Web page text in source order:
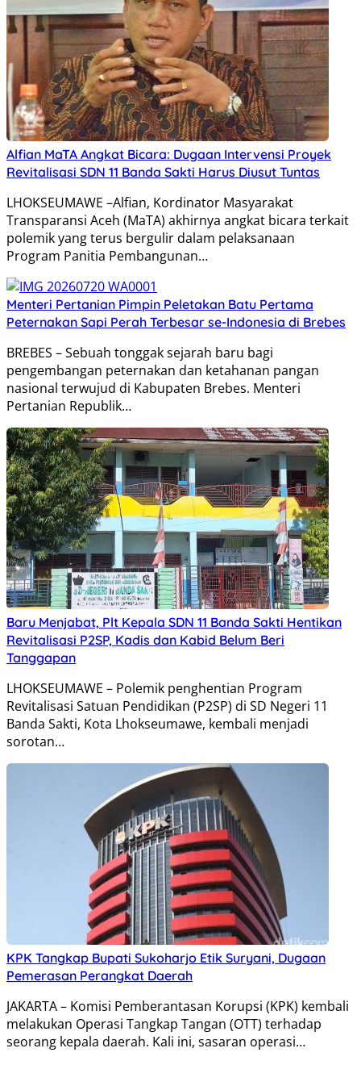
Alfian MaTA Angkat Bicara: Dugaan Intervensi Proyek
Revitalisasi SDN 11 Banda Sakti Harus Diusut Tuntas
LHOKSEUMAWE –Alfian, Kordinator Masyarakat
Transparansi Aceh (MaTA) akhirnya angkat bicara terkait
polemik yang terus bergulir dalam pelaksanaan
Program Panitia Pembangunan…
Menteri Pertanian Pimpin Peletakan Batu Pertama
Peternakan Sapi Perah Terbesar se-Indonesia di Brebes
BREBES – Sebuah tonggak sejarah baru bagi
pengembangan peternakan dan ketahanan pangan
nasional terwujud di Kabupaten Brebes. Menteri
Pertanian Republik…
Baru Menjabat, Plt Kepala SDN 11 Banda Sakti Hentikan
Revitalisasi P2SP, Kadis dan Kabid Belum Beri
Tanggapan
LHOKSEUMAWE – Polemik penghentian Program
Revitalisasi Satuan Pendidikan (P2SP) di SD Negeri 11
Banda Sakti, Kota Lhokseumawe, kembali menjadi
sorotan…
KPK Tangkap Bupati Sukoharjo Etik Suryani, Dugaan
Pemerasan Perangkat Daerah
JAKARTA – Komisi Pemberantasan Korupsi (KPK) kembali
melakukan Operasi Tangkap Tangan (OTT) terhadap
seorang kepala daerah. Kali ini, sasaran operasi…